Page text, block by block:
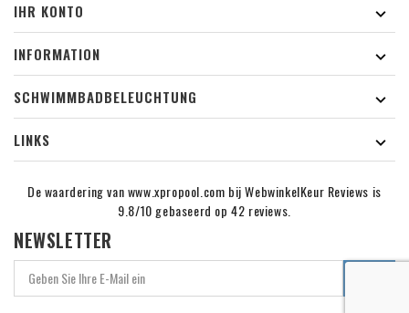
IHR KONTO

INFORMATION

SCHWIMMBADBELEUCHTUNG

LINKS

De waardering van www.xpropool.com bijWebwinkelKeur Reviews is
9.8/10 gebaseerd op 42 reviews.
NEWSLETTER